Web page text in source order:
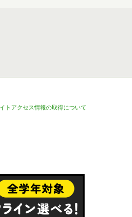
トアクセス情報の取得について